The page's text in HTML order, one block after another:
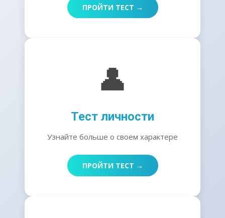
ПРОЙТИ ТЕСТ →
👤
Тест личности
Узнайте больше о своем характере
ПРОЙТИ ТЕСТ →